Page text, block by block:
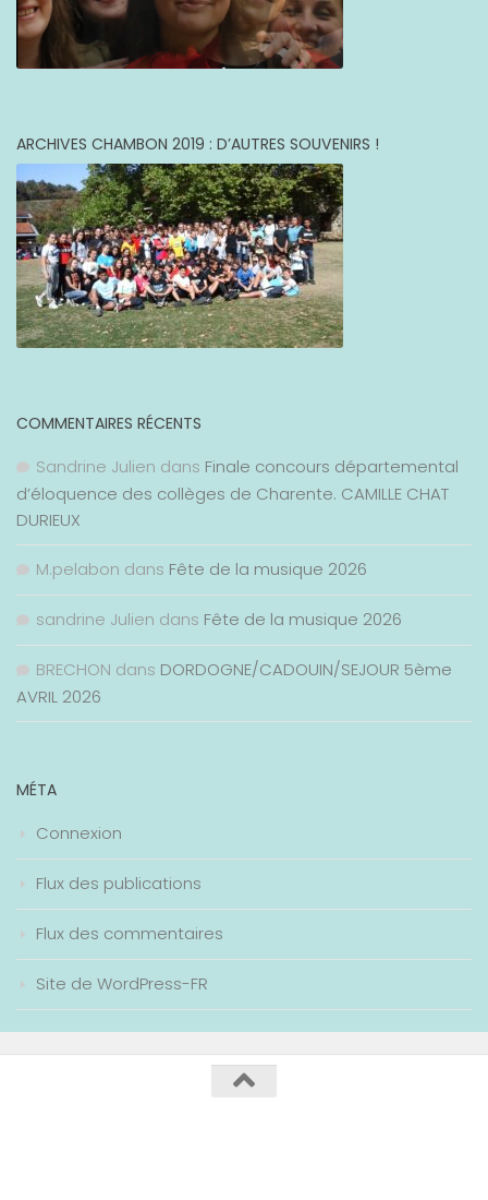
ARCHIVES CHAMBON 2019 : D’AUTRES SOUVENIRS !
COMMENTAIRES RÉCENTS
Sandrine Julien dans Finale concours départemental
d’éloquence des collèges de Charente. CAMILLE CHAT
DURIEUX
M.pelabon dans Fête de la musique 2026
sandrine Julien dans Fête de la musique 2026
BRECHON dans DORDOGNE/CADOUIN/SEJOUR 5ème
AVRIL 2026
MÉTA
Connexion
Flux des publications
Flux des commentaires
Site de WordPress-FR